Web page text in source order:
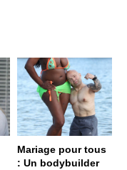
Mariage pour tous
: Un bodybuilder